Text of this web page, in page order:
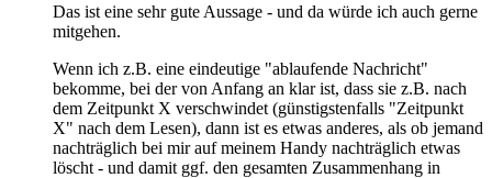
Das ist eine sehr gute Aussage - und da würde ich auch gerne
mitgehen.
Wenn ich z.B. eine eindeutige "ablaufende Nachricht"
bekomme, bei der von Anfang an klar ist, dass sie z.B. nach
dem Zeitpunkt X verschwindet (günstigstenfalls "Zeitpunkt
X" nach dem Lesen), dann ist es etwas anderes, als ob jemand
nachträglich bei mir auf meinem Handy nachträglich etwas
löscht - und damit ggf. den gesamten Zusammenhang in